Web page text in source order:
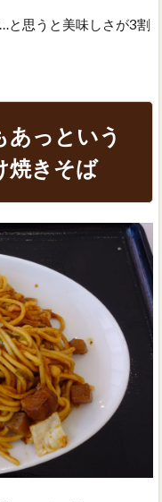
と思うと美味しさが3割
あっという
焼きそば